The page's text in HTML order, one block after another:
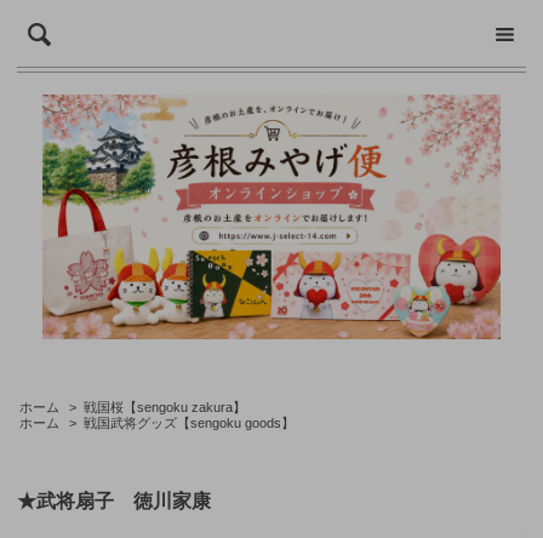
ホーム > 戦国桜【sengoku zakura】
ホーム
> 戦国武将グッズ【sengoku goods】
★武将扇子 徳川家康